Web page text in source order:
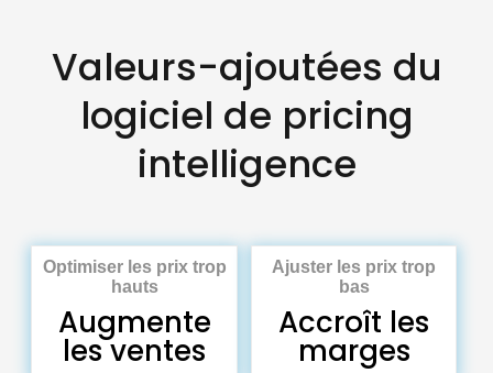
Valeurs-ajoutées du
logiciel de pricing
intelligence
Optimiser les prix trop
hauts
Augmente
les ventes
Ajuster les prix trop
bas
Accroît les
marges